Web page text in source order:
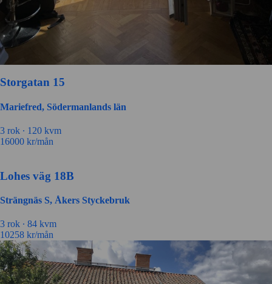
Storgatan 15
Mariefred, Södermanlands län
3 rok ∙ 120 kvm
16000 kr/mån
Lohes väg 18B
Strängnäs S, Åkers Styckebruk
3 rok ∙ 84 kvm
10258 kr/mån